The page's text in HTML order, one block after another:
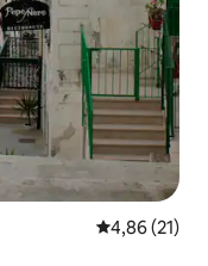
Évaluation
4,86 (21)